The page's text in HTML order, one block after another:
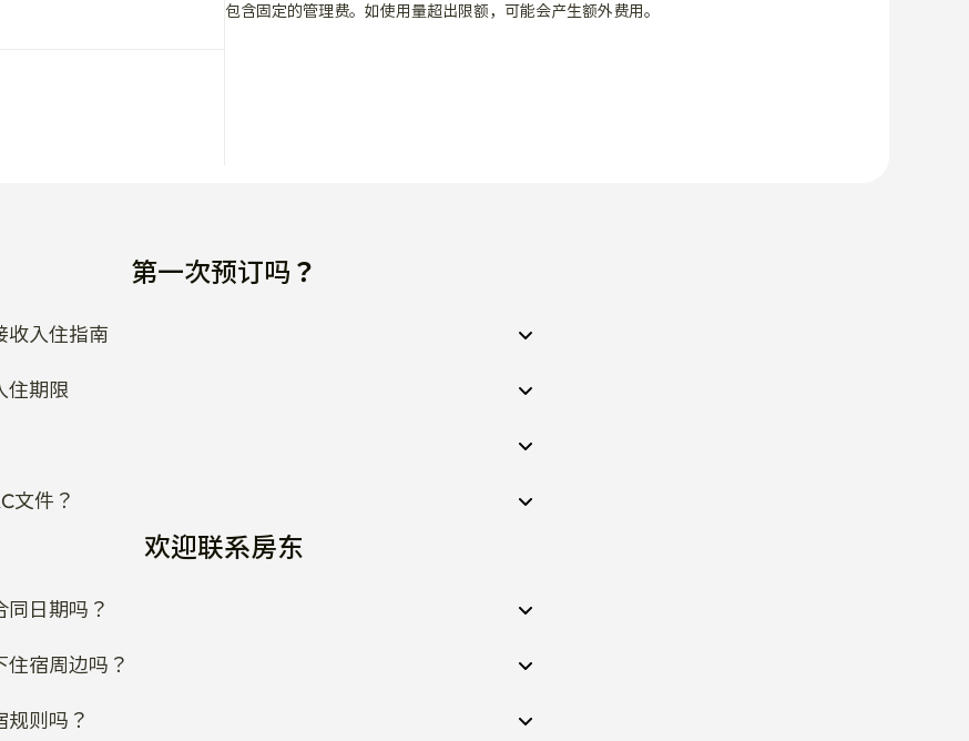
包含固定的管理费。如使用量超出限额，可能会产生额外费用。
第一次预订吗？
收入住指南
住期限
文件？
欢迎联系房东
同日期吗？
住宿周边吗？
规则吗？